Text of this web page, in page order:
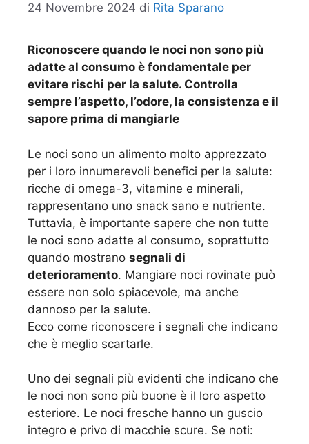
24 Novembre 2024 di Rita Sparano
Riconoscere quando le noci non sono più
adatte al consumo è fondamentale per
evitare rischi per la salute. Controlla
sempre l’aspetto, l’odore, la consistenza e il
sapore prima di mangiarle
Le noci sono un alimento molto apprezzato
per i loro innumerevoli benefici per la salute:
ricche di omega-3, vitamine e minerali,
rappresentano uno snack sano e nutriente.
Tuttavia, è importante sapere che non tutte
le noci sono adatte al consumo, soprattutto
quando mostrano segnali di
deterioramento. Mangiare noci rovinate può
essere non solo spiacevole, ma anche
dannoso per la salute.
Ecco come riconoscere i segnali che indicano
che è meglio scartarle.
Uno dei segnali più evidenti che indicano che
le noci non sono più buone è il loro aspetto
esteriore. Le noci fresche hanno un guscio
integro e privo di macchie scure. Se noti: